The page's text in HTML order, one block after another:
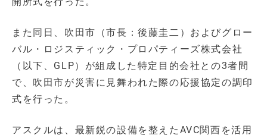
また同日、吹田市（市長：後藤圭二）およびグロー
バル・ロジスティック・プロパティーズ株式会社
（以下、GLP）が組成した特定目的会社との3者間
で、吹田市が災害に見舞われた際の応援協定の調印
式を行った。
アスクルは、最新鋭の設備を整えたAVC関西を活用